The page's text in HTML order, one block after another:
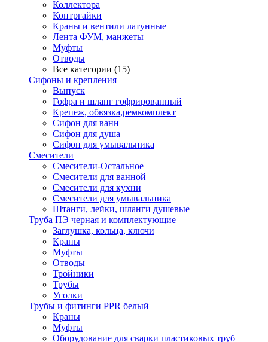
Коллектора
Контргайки
Краны и вентили латунные
Лента ФУМ, манжеты
Муфты
Отводы
Все категории (15)
Сифоны и крепления
Выпуск
Гофра и шланг гофрированный
Крепеж, обвязка,ремкомплект
Сифон для ванн
Сифон для душа
Сифон для умывальника
Смесители
Cмесители-Остальное
Смесители для ванной
Смесители для кухни
Смесители для умывальника
Штанги, лейки, шланги душевые
Труба ПЭ черная и комплектующие
Заглушка, кольца, ключи
Краны
Муфты
Отводы
Тройники
Трубы
Уголки
Трубы и фитинги PPR белый
Краны
Муфты
Оборудование для сварки пластиковых труб